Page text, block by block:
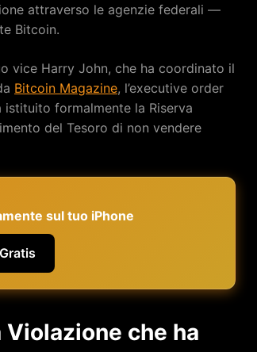
attraverso le agenzie federali —
Bitcoin.
vice Harry John, che ha coordinato il
Bitcoin Magazine, l’executive order
formalmente la Riserva
del Tesoro di non vendere
sul tuo iPhone
che ha